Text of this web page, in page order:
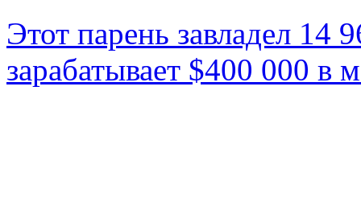
Этот парень завладел 14
зарабатывает $400 000 в